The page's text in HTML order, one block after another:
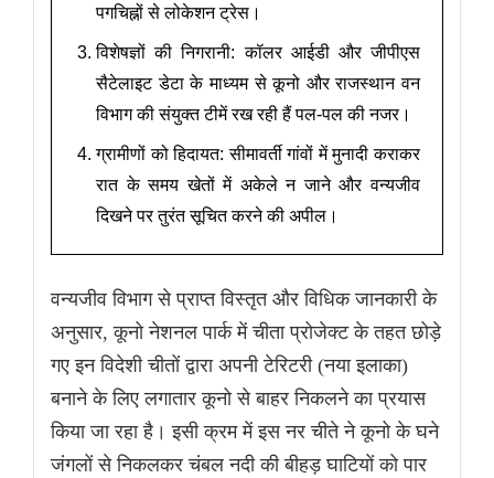
पगचिह्नों से लोकेशन ट्रेस।
विशेषज्ञों की निगरानी: कॉलर आईडी और जीपीएस
सैटेलाइट डेटा के माध्यम से कूनो और राजस्थान वन
विभाग की संयुक्त टीमें रख रही हैं पल-पल की नजर।
ग्रामीणों को हिदायत: सीमावर्ती गांवों में मुनादी कराकर
रात के समय खेतों में अकेले न जाने और वन्यजीव
दिखने पर तुरंत सूचित करने की अपील।
वन्यजीव विभाग से प्राप्त विस्तृत और विधिक जानकारी के
अनुसार, कूनो नेशनल पार्क में चीता प्रोजेक्ट के तहत छोड़े
गए इन विदेशी चीतों द्वारा अपनी टेरिटरी (नया इलाका)
बनाने के लिए लगातार कूनो से बाहर निकलने का प्रयास
किया जा रहा है। इसी क्रम में इस नर चीते ने कूनो के घने
जंगलों से निकलकर चंबल नदी की बीहड़ घाटियों को पार